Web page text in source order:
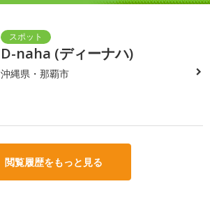
D-naha (ディーナハ)
沖縄県・那覇市
閲覧履歴をもっと見る